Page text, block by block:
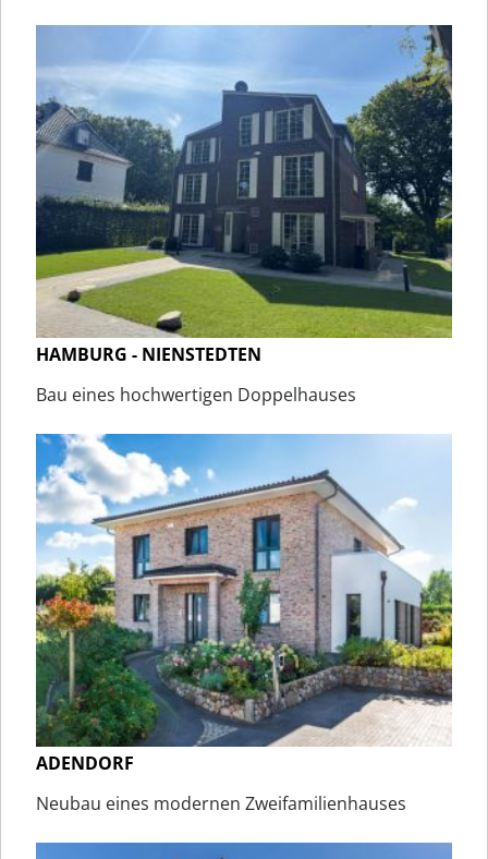
HAMBURG - NIENSTEDTEN
Bau eines hochwertigen Doppelhauses
ADENDORF
Neubau eines modernen Zweifamilienhauses